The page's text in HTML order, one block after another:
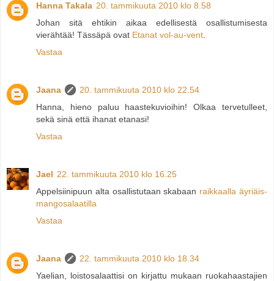
Hanna Takala 20. tammikuuta 2010 klo 8.58
Johan sitä ehtikin aikaa edellisestä osallistumisesta
vierähtää! Tässäpä ovat Etanat vol-au-vent.
Vastaa
Jaana
20. tammikuuta 2010 klo 22.54
Hanna, hieno paluu haastekuvioihin! Olkaa tervetulleet,
sekä sinä että ihanat etanasi!
Vastaa
Jael 22. tammikuuta 2010 klo 16.25
Appelsiinipuun alta osallistutaan skabaan raikkaalla äyriäis-
mangosalaatilla
Vastaa
Jaana
22. tammikuuta 2010 klo 18.34
Yaelian, loistosalaattisi on kirjattu mukaan ruokahaastajien